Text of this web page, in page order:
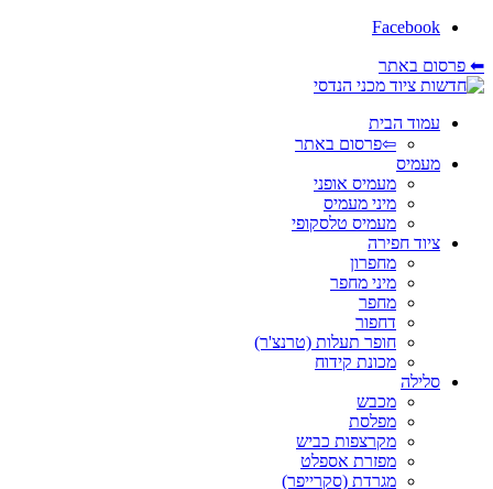
Facebook
⬅ פרסום באתר
עמוד הבית
⇦פרסום באתר
מעמיס
מעמיס אופני
מיני מעמיס
מעמיס טלסקופי
ציוד חפירה
מחפרון
מיני מחפר
מחפר
דחפור
חופר תעלות (טרנצ'ר)
מכונת קידוח
סלילה
מכבש
מפלסת
מקרצפות כביש
מפזרת אספלט
מגרדת (סקרייפר)